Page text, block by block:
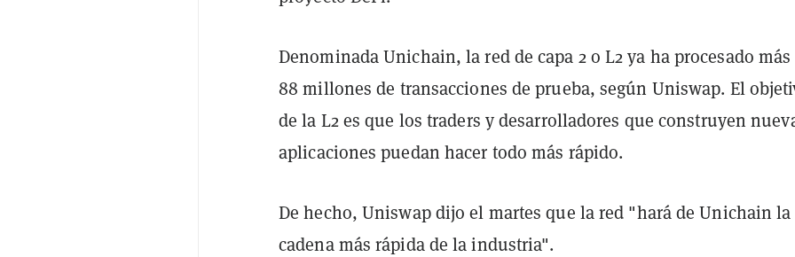
Denominada Unichain, la red de capa 2 o L2 ya ha procesado más
88 millones de transacciones de prueba, según Uniswap. El
de la L2 es que los traders y desarrolladores que construyen
aplicaciones puedan hacer todo más rápido.
De hecho, Uniswap dijo el martes que la red "hará de Unichain la
cadena más rápida de la industria".